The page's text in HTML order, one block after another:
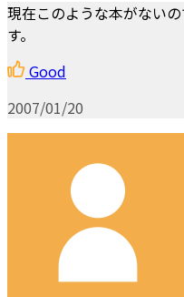
現在このような本がない
す。
Good
2007/01/20